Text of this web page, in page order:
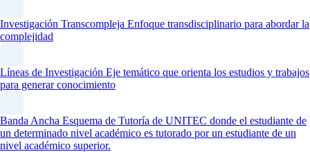
Investigación Transcompleja Enfoque transdisciplinario para abordar la
complejidad
Líneas de Investigación Eje temático que orienta los estudios y trabajos
para generar conocimiento
Banda Ancha Esquema de Tutoría de UNITEC donde el estudiante de
un determinado nivel académico es tutorado por un estudiante de un
nivel académico superior.